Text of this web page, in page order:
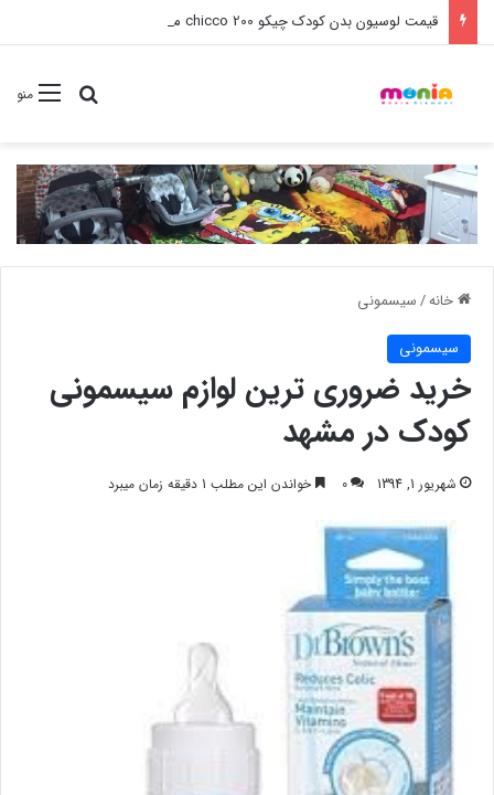
قیمت لوسیون بدن کودک چیکو 200 chicco میل
منوجستجو
خانه/سیسمونی
سیسمونی
خرید ضروری ترین لوازم سیسمونی
کودک در مشهد
شهریور 1, 1394 0 خواندن این مطلب 1 دقیقه زمان میبرد